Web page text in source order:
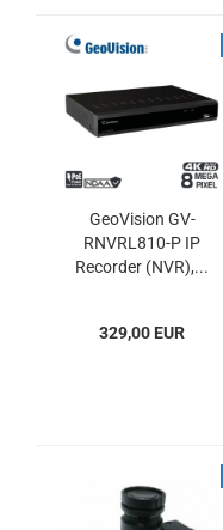
GeoVision GV-
RNVRL810-P IP
Recorder (NVR),...
329,00 EUR